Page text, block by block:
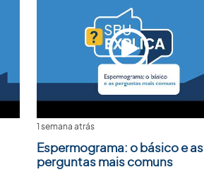
1 semana atrás
Espermograma: o básico e as
perguntas mais comuns